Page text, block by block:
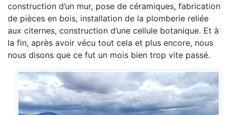
construction d’un mur, pose de céramiques, fabrication
de pièces en bois, installation de la plomberie reliée
aux citernes, construction d’une cellule botanique. Et à
la fin, après avoir vécu tout cela et plus encore, nous
nous disons que ce fut un mois bien trop vite passé.